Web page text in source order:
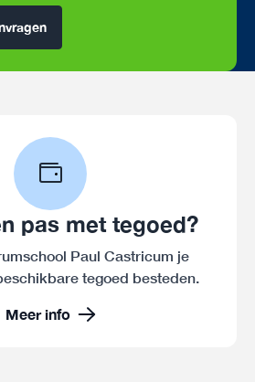
pas met tegoed?
Paul Castricum je
tegoed besteden.
Meer info